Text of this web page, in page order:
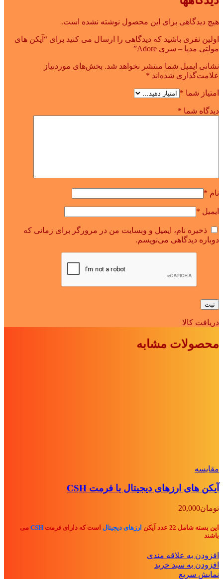
هیچ دیدگاهی برای این محصول نوشته نشده است.
اولین نفری باشید که دیدگاهی را ارسال می کنید برای “آیکن های
مولتی مدیا – سری Adore”
نشانی ایمیل شما منتشر نخواهد شد. بخش‌های موردنیاز
علامت‌گذاری شده‌اند *
امتیاز شما *
دیدگاه شما *
نام *
ایمیل *
ذخیره نام، ایمیل و وبسایت من در مرورگر برای زمانی که
دوباره دیدگاهی می‌نویسم.
دریافت کالا
محصولات مشابه
مقايسه
آیکن های ارزهای دیجیتال با فرمت CSH
تومان20,000
این بسته شامل 22 عدد آیکن ارزهای دیجیتال است که دارای فرمت CSH می
باشند
افزودن به علاقه مندی
افزودن به سبد خرید
نمایش سریع